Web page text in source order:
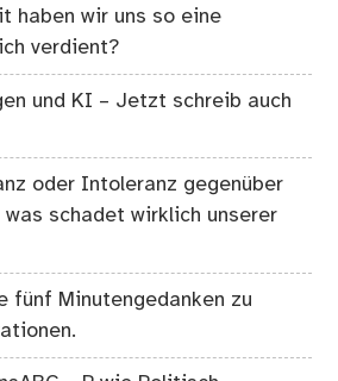
haben wir uns so eine
verdient?
und KI – Jetzt schreib auch
oder Intoleranz gegenüber
schadet wirklich unserer
fünf Minutengedanken zu